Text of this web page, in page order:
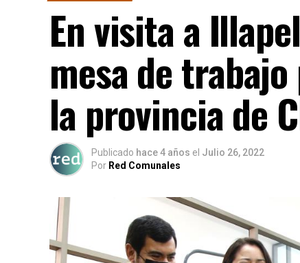
En visita a
mesa de
la provincia de
Publicado hace 4 años el Julio 26, 2022
Por Red Comunales